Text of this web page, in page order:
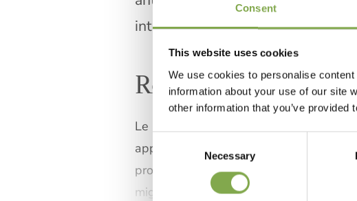
Consent
This website uses cookies
We use cookies to personalise
information about your use of our site
other information that you’ve
Selection
Necessary
internazionali.
Rose a radice nuda:
Le rose a radice nuda sono piante
apparente fragilità — radici esposte,
protegge la pianta, le ridotte
miglior terriccio possibile in previsione